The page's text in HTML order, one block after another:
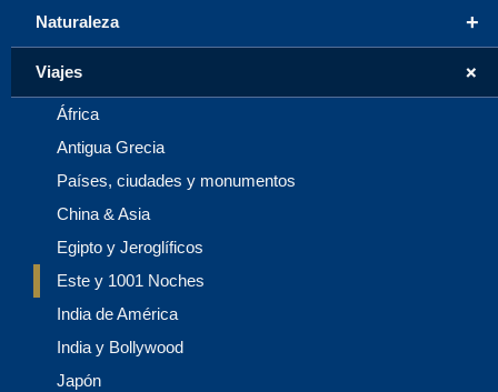
+
Naturaleza
+
Viajes
África
Antigua Grecia
Países, ciudades y monumentos
China & Asia
Egipto y Jeroglíficos
Este y 1001 Noches
India de América
India y Bollywood
Japón